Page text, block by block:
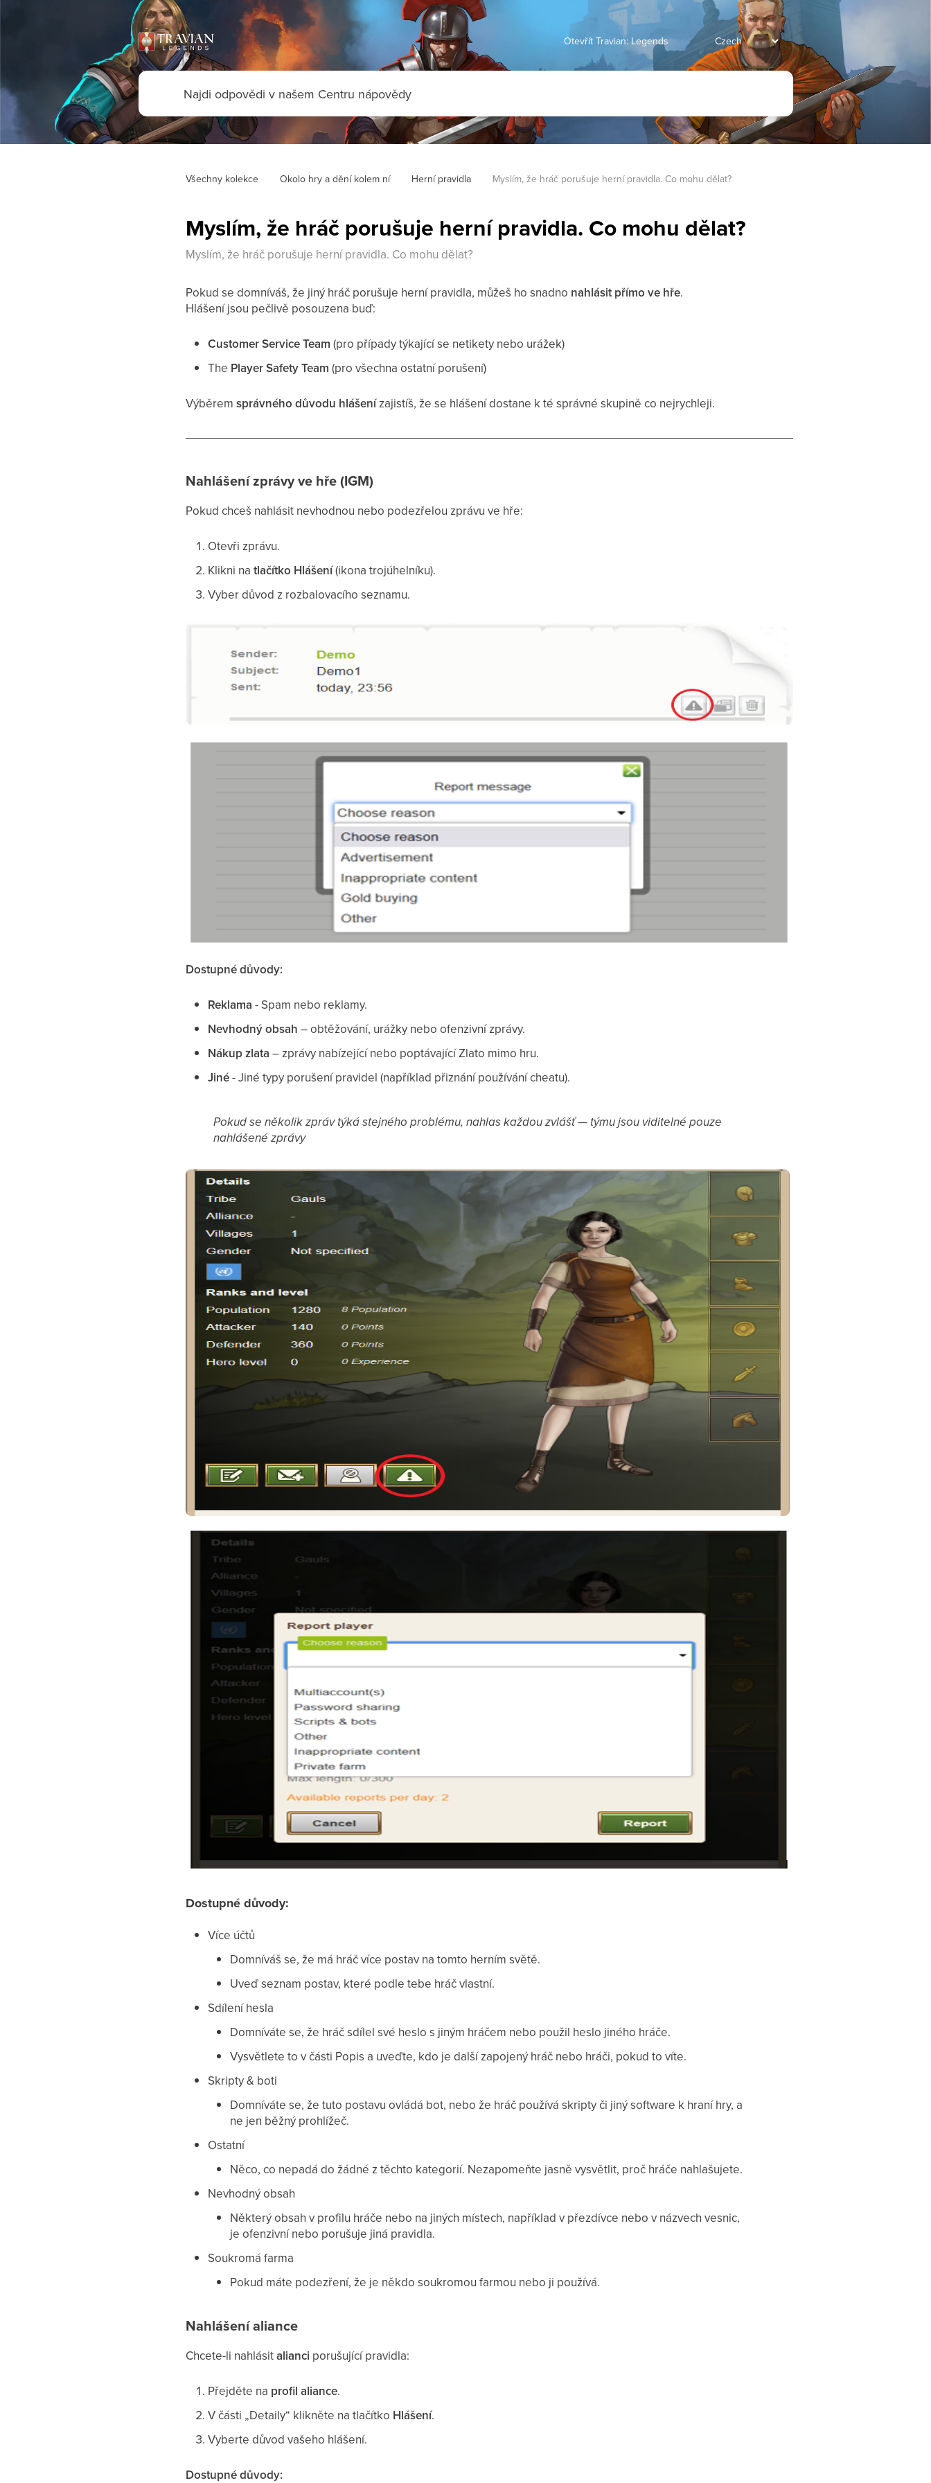
Otevřít Travian: Legends
Všechny kolekce Okolo hry a dění kolem ní Herní pravidla Myslím, že hráč porušuje herní pravidla. Co mohu dělat?
Myslím, že hráč porušuje herní pravidla. Co mohu dělat?
Myslím, že hráč porušuje herní pravidla. Co mohu dělat?
Pokud se domníváš, že jiný hráč porušuje herní pravidla, můžeš ho snadno nahlásit přímo ve hře.
Hlášení jsou pečlivě posouzena buď:
Customer Service Team (pro případy týkající se netikety nebo urážek)
The Player Safety Team (pro všechna ostatní porušení)
Výběremsprávného důvodu hlášenízajistíš, že se hlášení dostane k té správné skupině co nejrychleji.
Nahlášení zprávy ve hře (IGM)
Pokud chceš nahlásit nevhodnou nebo podezřelou zprávu ve hře:
Otevři zprávu.
Klikni natlačítko Hlášení(ikona trojúhelníku).
Vyber důvod z rozbalovacího seznamu.
Dostupné důvody:
Reklama - Spam nebo reklamy.
Nevhodný obsah – obtěžování, urážky nebo ofenzivní zprávy.
Nákup zlata – zprávy nabízející nebo poptávající Zlato mimo hru.
Jiné- Jiné typy porušení pravidel (například přiznání používání cheatu).
Pokud se několik zpráv týká stejného problému, nahlas každou zvlášť — týmu jsou viditelné pouze
nahlášené zprávy
Dostupné důvody:
Více účtů
Domníváš se, že má hráč více postav na tomto herním světě.
Uveď seznam postav, které podle tebe hráč vlastní.
Sdílení hesla
Domníváte se, že hráč sdílel své heslo s jiným hráčem nebo použil heslo jiného hráče.
Vysvětlete to v části Popis a uveďte, kdo je další zapojený hráč nebo hráči, pokud to víte.
Skripty & boti
Domníváte se, že tuto postavu ovládá bot, nebo že hráč používá skripty či jiný software k hraní hry, a
ne jen běžný prohlížeč.
Ostatní
Něco, co nepadá do žádné z těchto kategorií. Nezapomeňte jasně vysvětlit, proč hráče nahlašujete.
Nevhodný obsah
Některý obsah v profilu hráče nebo na jiných místech, například v přezdívce nebo v názvech vesnic,
je ofenzivní nebo porušuje jiná pravidla.
Soukromá farma
Pokud máte podezření, že je někdo soukromou farmou nebo ji používá.
Nahlášení aliance
Chcete-li nahlásitalianci porušující pravidla:
Přejděte na profil aliance.
V části „Detaily“ klikněte na tlačítko Hlášení.
Vyberte důvod vašeho hlášení.
Dostupné důvody: